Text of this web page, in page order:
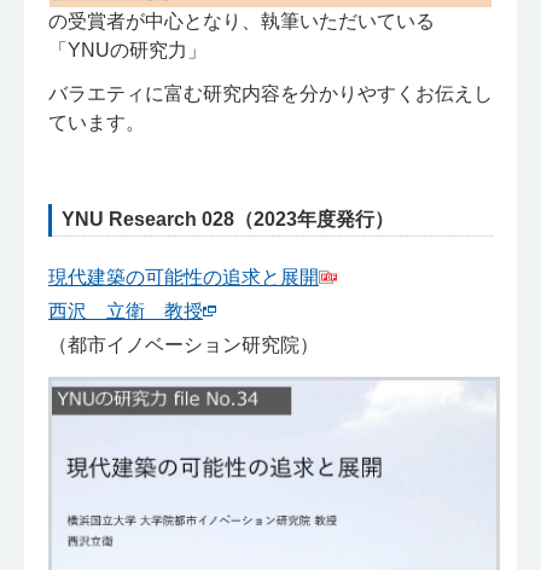
の受賞者が中心となり、執筆いただいている
「YNUの研究力」
バラエティに富む研究内容を分かりやすくお伝えし
ています。
YNU Research 028（2023年度発行）
現代建築の可能性の追求と展開
西沢 立衛 教授
（都市イノベーション研究院）